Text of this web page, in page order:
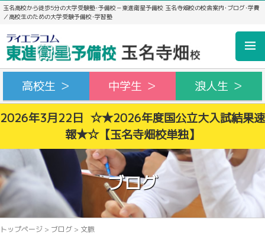
玉名高校から徒歩5分の大学受験塾･予備校－東進衛星予備校 玉名寺畑校の校舎案内･ブログ･学費
／高校生のための大学受験予備校･学習塾
高校生 ＞ 中学生 ＞ 浪人生 ＞
2026年3月22日 ☆★2026年度国公立大入試結果速
報★☆【玉名寺畑校単独】
ブログ
トップページ > ブログ > 文脈